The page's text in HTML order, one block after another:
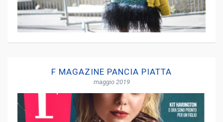
F MAGAZINE PANCIA PIATTA
maggio 2019